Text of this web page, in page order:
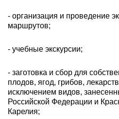
- организация и проведение
маршрутов;
- учебные экскурсии;
- заготовка и сбор для
плодов, ягод, грибов,
исключением видов,
Российской Федерации и
Карелия;